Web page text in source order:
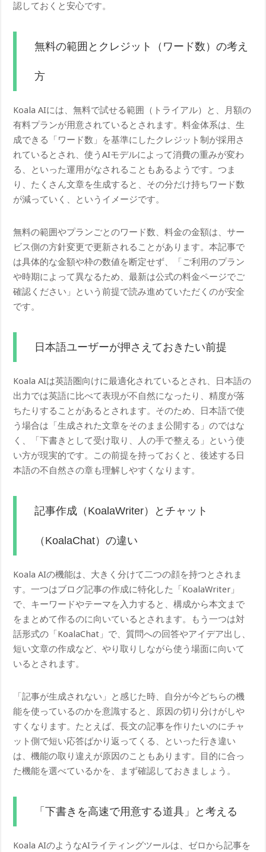
認しておくと安心です。
無料の範囲とクレジット（ワード数）の考え
方
Koala AIには、無料で試せる範囲（トライアル）と、月額の
有料プランが用意されているとされます。料金体系は、生
成できる「ワード数」を基準にしたクレジット制が採用さ
れているとされ、使うAIモデルによって消費の重みが変わ
る、といった運用がなされることもあるようです。つま
り、たくさん文章を生成すると、その分だけ持ちワード数
が減っていく、というイメージです。
無料の範囲やプランごとのワード数、料金の金額は、サー
ビス側の方針変更で更新されることがあります。本記事で
は具体的な金額や枠の数値を断定せず、「ご利用のプラン
や時期によって異なるため、最新は公式の料金ページでご
確認ください」という前提で読み進めていただくのが安全
です。
日本語ユーザーが押さえておきたい前提
Koala AIは英語圏向けに最適化されているとされ、日本語の
出力では英語に比べて表現が不自然になったり、精度が落
ちたりすることがあるとされます。そのため、日本語で使
う場合は「生成された文章をそのまま公開する」のではな
く、「下書きとして受け取り、人の手で整える」という使
い方が現実的です。この前提を持っておくと、後述する日
本語の不自然さの章も理解しやすくなります。
記事作成（KoalaWriter）とチャット
（KoalaChat）の違い
Koala AIの機能は、大きく分けて二つの顔を持つとされま
す。一つはブログ記事の作成に特化した「KoalaWriter」
で、キーワードやテーマを入力すると、構成から本文まで
をまとめて作るのに向いているとされます。もう一つは対
話形式の「KoalaChat」で、質問への回答やアイデア出し、
短い文章の作成など、やり取りしながら使う場面に向いて
いるとされます。
「記事が生成されない」と感じた時、自分が今どちらの機
能を使っているのかを意識すると、原因の切り分けがしや
すくなります。たとえば、長文の記事を作りたいのにチャ
ット側で短い応答ばかり返ってくる、といった行き違い
は、機能の取り違えが原因のこともあります。目的に合っ
た機能を選べているかを、まず確認しておきましょう。
「下書きを高速で用意する道具」と考える
Koala AIのようなAIライティングツールは、ゼロから記事を